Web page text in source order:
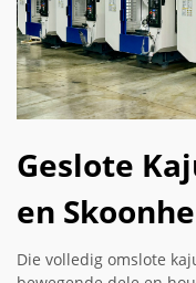
Geslote
en
Die volledig omslote